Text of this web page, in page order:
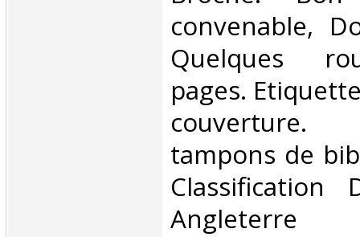
convenable,
Quelques
pages.
tampons de
Classification
Angleterre‎